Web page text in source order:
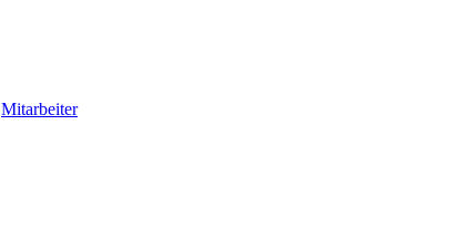
Mitarbeiter